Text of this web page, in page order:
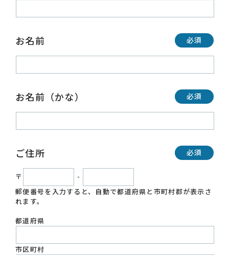
お名前 必須
お名前（かな） 必須
ご住所 必須
〒
-
郵便番号を入力すると、自動で都道府県と市町村郡が表示さ
れます。
都道府県
市区町村